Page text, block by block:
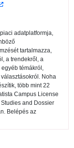
adatplatformja,
tartalmazza,
a trendekről, a
témákról,
Noha
több mint 22
Campus License
and Dossier
Belépés az